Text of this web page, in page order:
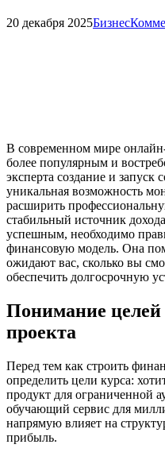
20 декабря 2025Бизнес
В современном мире
более популярным и
эксперта создание и
уникальная возможность
расширить
стабильный источник
успешным, необходимо
финансовую модель. Она
ожидают вас, сколько вы
обеспечить долгосрочную
Понимание
проекта
Перед тем как строить
определить цели курса:
продукт для ограниченной
обучающий сервис для
напрямую влияет на
прибыль.